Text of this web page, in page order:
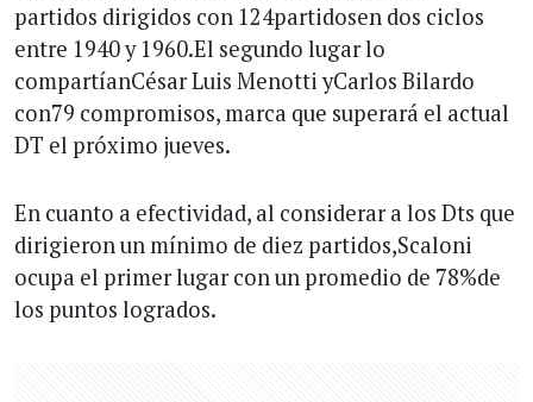
partidos dirigidos con 124partidosen dos ciclos
entre 1940 y 1960.El segundo lugar lo
compartíanCésar Luis Menotti yCarlos Bilardo
con79 compromisos, marca que superará el actual
DT el próximo jueves.
En cuanto a efectividad, al considerar a los Dts que
dirigieron un mínimo de diez partidos,Scaloni
ocupa el primer lugar con un promedio de 78%de
los puntos logrados.